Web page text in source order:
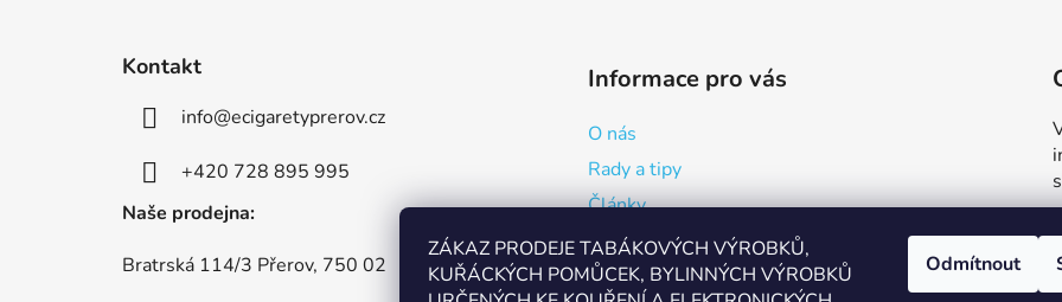
ZÁKAZ PRODEJE TABÁKOVÝCH VÝROBKŮ,
KUŘÁCKÝCH POMŮCEK, BYLINNÝCH VÝROBKŮ
Odmítnout
Kontakt
info@ecigaretyprerov.cz
+420 728 895 995
Naše prodejna:
Bratrská 114/3 Přerov, 750 02
Informace pro vás
O nás
Rady a tipy
Články
Reklamační formulář
Kde vapovat v Přerově?